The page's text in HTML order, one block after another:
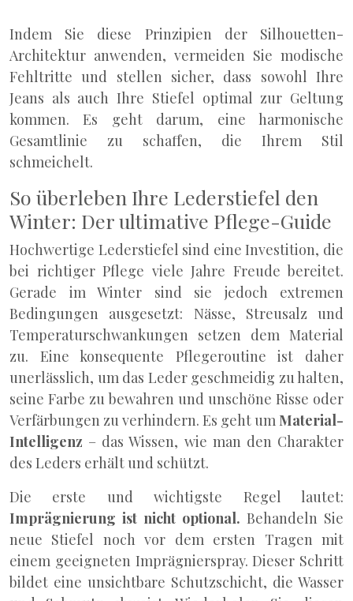
Indem Sie diese Prinzipien der Silhouetten-
Architektur anwenden, vermeiden Sie modische
Fehltritte und stellen sicher, dass sowohl Ihre
Jeans als auch Ihre Stiefel optimal zur Geltung
kommen. Es geht darum, eine harmonische
Gesamtlinie zu schaffen, die Ihrem Stil
schmeichelt.
So überleben Ihre Lederstiefel den
Winter: Der ultimative Pflege-Guide
Hochwertige Lederstiefel sind eine Investition, die
bei richtiger Pflege viele Jahre Freude bereitet.
Gerade im Winter sind sie jedoch extremen
Bedingungen ausgesetzt: Nässe, Streusalz und
Temperaturschwankungen setzen dem Material
zu. Eine konsequente Pflegeroutine ist daher
unerlässlich, um das Leder geschmeidig zu halten,
seine Farbe zu bewahren und unschöne Risse oder
Verfärbungen zu verhindern. Es geht um Material-
Intelligenz – das Wissen, wie man den Charakter
des Leders erhält und schützt.
Die erste und wichtigste Regel lautet:
Imprägnierung ist nicht optional. Behandeln Sie
neue Stiefel noch vor dem ersten Tragen mit
einem geeigneten Imprägnierspray. Dieser Schritt
bildet eine unsichtbare Schutzschicht, die Wasser